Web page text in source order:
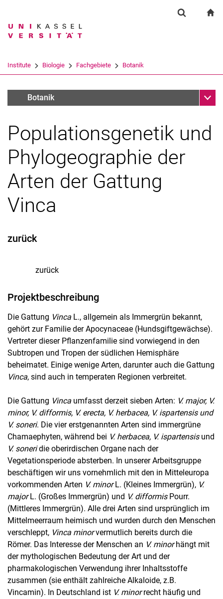
Springe direkt zu: Inhalt
Springe direkt zu: Suche
Springe direkt zu:
Suchbegriff
Suchen (öffnet externen Link in einem
Institute Biologie Fachgebiete Botanik
Forschung (alt)
Botanik
Populationsgenetik und
Phylogeographie der
Arten der Gattung
Vinca
zurück
zurück
Projektbeschreibung
Die Gattung Vinca L., allgemein als Immergrün bekannt,
gehört zur Familie der Apocynaceae (Hundsgiftgewächse).
Vertreter dieser Pflanzenfamilie sind vorwiegend in den
Subtropen und Tropen der südlichen Hemisphäre
beheimatet. Einige wenige Arten, darunter auch die Gattung
Vinca, sind auch in temperaten Regionen verbreitet.
Die Gattung Vinca umfasst derzeit sieben Arten: V. major, V.
minor, V. difformis, V. erecta, V. herbacea, V. ispartensis und
V. soneri. Die vier erstgenannten Arten sind immergrüne
Chamaephyten, während bei V. herbacea, V. ispartensisund
V. soneridie oberirdischen Organe nach der
Vegetationsperiode absterben. In unserer Arbeitsgruppe
beschäftigen wir uns vornehmlich mit den in Mitteleuropa
vorkommenden Arten V. minorL. (Kleines Immergrün), V.
majorL. (Großes Immergrün) und V. difformisPourr.
(Mittleres Immergrün). Alle drei Arten sind ursprünglich im
Mittelmeerraum heimisch und wurden durch den Menschen
verschleppt, Vinca minorvermutlich bereits durch die
Römer. Das Interesse der Menschen an V. minorhängt mit
der mythologischen Bedeutung der Art und der
pharmakologischen Verwendung ihrer Inhaltsstoffe
zusammen (sie enthält zahlreiche Alkaloide, z.B.
Vincamin). In Deutschland ist V. minorrecht häufig und